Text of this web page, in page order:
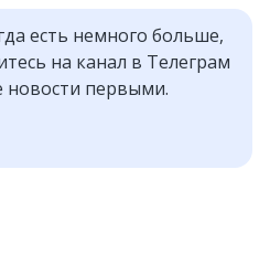
есть немного больше,
на канал в Телеграм
новости первыми.